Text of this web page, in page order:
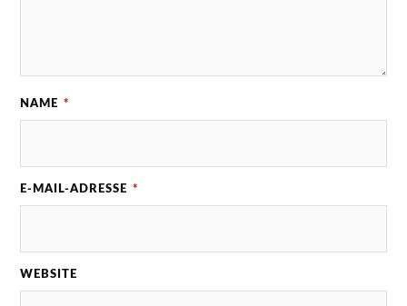
NAME *
E-MAIL-ADRESSE *
WEBSITE